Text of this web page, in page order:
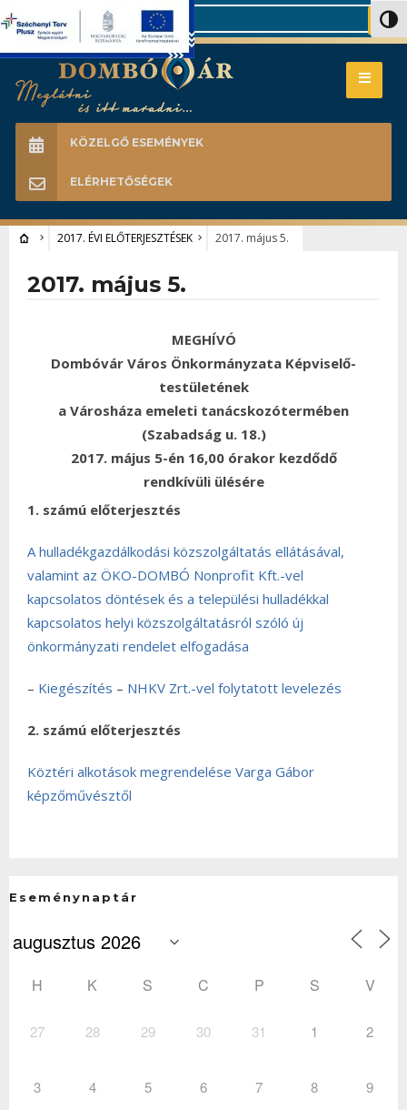
Search
KÖZELGŐ ESEMÉNYEK
ELÉRHETŐSÉGEK
2017. ÉVI ELŐTERJESZTÉSEK 2017. május 5.
2017. május 5.
MEGHÍVÓ
Dombóvár Város Önkormányzata Képviselő-
testületének
a Városháza emeleti tanácskozótermében
(Szabadság u. 18.)
2017. május 5-én 16,00 órakor kezdődő
rendkívüli ülésére
1. számú előterjesztés
A hulladékgazdálkodási közszolgáltatás ellátásával,
valamint az ÖKO-DOMBÓ Nonprofit Kft.-vel
kapcsolatos döntések és a települési hulladékkal
kapcsolatos helyi közszolgáltatásról szóló új
önkormányzati rendelet elfogadása
– Kiegészítés – NHKV Zrt.-vel folytatott levelezés
2. számú előterjesztés
Köztéri alkotások megrendelése Varga Gábor
képzőművésztől
Eseménynaptár
H K S C P S V
27 28 29 30 31 1 2
3 4 5 6 7 8 9